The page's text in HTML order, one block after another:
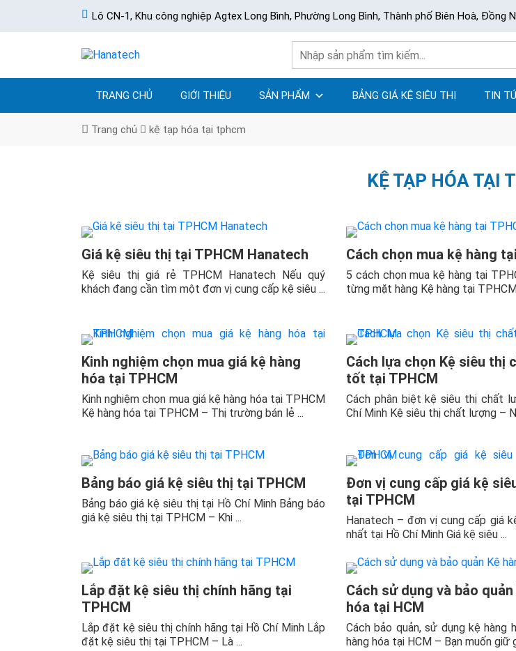
Lô CN-1, Khu công nghiệp Agtex Long Bình, Phường Long Bình, Thành phố Biên Hoà, Đồng
TRANG CHỦ GIỚI THIỆU SẢN PHẨM BẢNG GIÁ KỆ SIÊU THỊ TIN
Trang chủ kệ tạp hóa tại tphcm
KỆ TẠP HÓA TẠI
Giá kệ siêu thị tại TPHCM Hanatech
Kệ siêu thị giá rẻ TPHCM Hanatech Nếu quý
khách đang cần tìm một đơn vị cung cấp kệ siêu ...
Cách chọn mua kệ hàng
5 cách chọn mua kệ hàng tại
từng mặt hàng Kệ hàng tại
Kinh nghiệm chọn mua giá kệ hàng
hóa tại TPHCM
Kinh nghiệm chọn mua giá kệ hàng hóa tại TPHCM
Kệ hàng hóa tại TPHCM – Thị trường bán lẻ ...
Cách lựa chọn Kệ siêu thị
tốt tại TPHCM
Cách phân biệt kệ siêu thị chất
Chí Minh Kệ siêu thị chất lượng –
Bảng báo giá kệ siêu thị tại TPHCM
Bảng báo giá kệ siêu thị tại Hồ Chí Minh Bảng báo
giá kệ siêu thị tại TPHCM – Khi ...
Đơn vị cung cấp giá kệ
tại TPHCM
Hanatech – đơn vị cung cấp giá
nhất tại Hồ Chí Minh Giá kệ siêu ...
Lắp đặt kệ siêu thị chính hãng tại
TPHCM
Lắp đặt kệ siêu thị chính hãng tại Hồ Chí Minh Lắp
đặt kệ siêu thị tại TPHCM – Là ...
Cách sử dụng và bảo quản
hóa tại HCM
Cách bảo quản, sử dụng kệ hàng
hàng hóa tại HCM – Bạn muốn giữ